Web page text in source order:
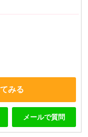
みる
メールで質問